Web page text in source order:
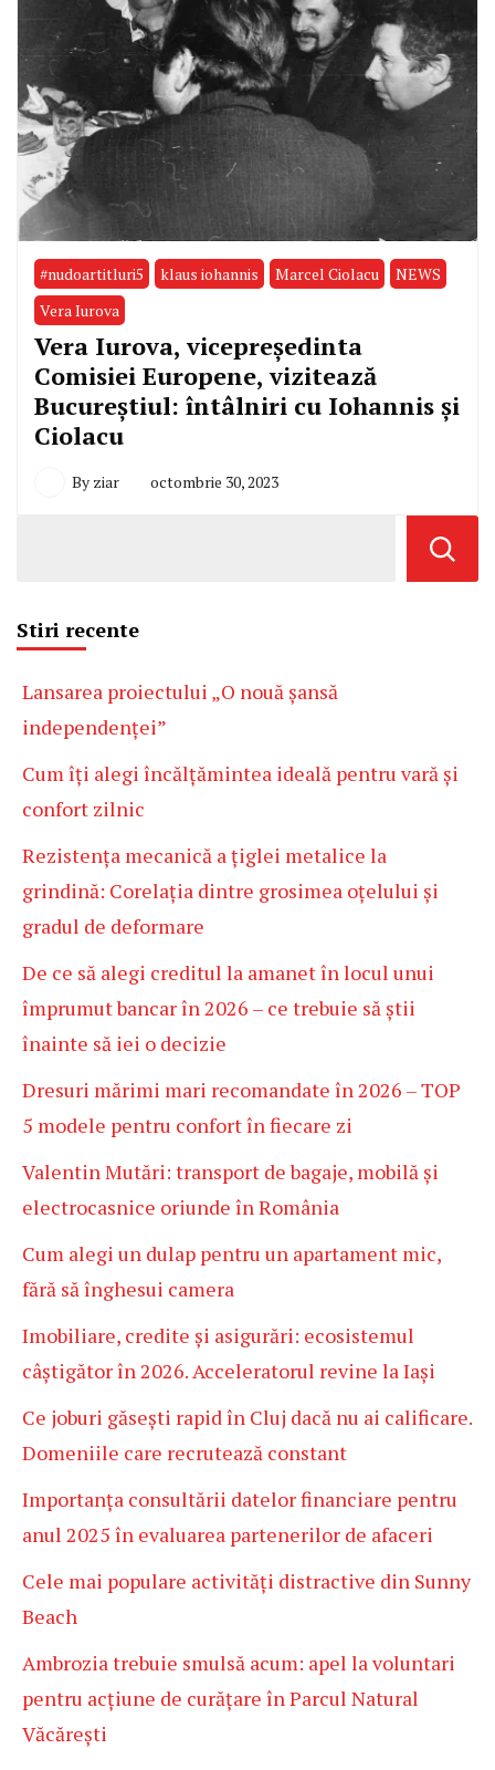
#nudoartitluri5 klaus iohannis Marcel Ciolacu
NEWS
Vera Iurova
Vera Iurova, vicepreședinta
Comisiei Europene, vizitează
Bucureștiul: întâlniri cu Iohannis și
Ciolacu
By ziar octombrie 30, 2023
Stiri recente
Lansarea proiectului „O nouă șansă
independenței”
Cum îți alegi încălțămintea ideală pentru vară și
confort zilnic
Rezistența mecanică a țiglei metalice la
grindină: Corelația dintre grosimea oțelului și
gradul de deformare
De ce să alegi creditul la amanet în locul unui
împrumut bancar în 2026 – ce trebuie să știi
înainte să iei o decizie
Dresuri mărimi mari recomandate în 2026 – TOP
5 modele pentru confort în fiecare zi
Valentin Mutări: transport de bagaje, mobilă și
electrocasnice oriunde în România
Cum alegi un dulap pentru un apartament mic,
fără să înghesui camera
Imobiliare, credite și asigurări: ecosistemul
câștigător în 2026. Acceleratorul revine la Iași
Ce joburi găsești rapid în Cluj dacă nu ai calificare.
Domeniile care recrutează constant
Importanța consultării datelor financiare pentru
anul 2025 în evaluarea partenerilor de afaceri
Cele mai populare activități distractive din Sunny
Beach
Ambrozia trebuie smulsă acum: apel la voluntari
pentru acțiune de curățare în Parcul Natural
Văcărești